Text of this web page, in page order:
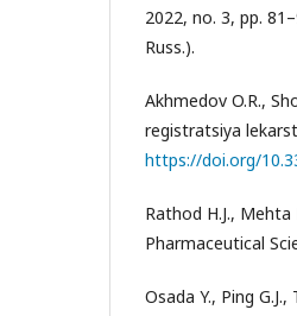
2022, no. 3, pp.
Russ.).
Akhmedov O.R.,
registratsiya
https://doi.org/
Rathod H.J.,
Pharmaceutical
Osada Y., Ping